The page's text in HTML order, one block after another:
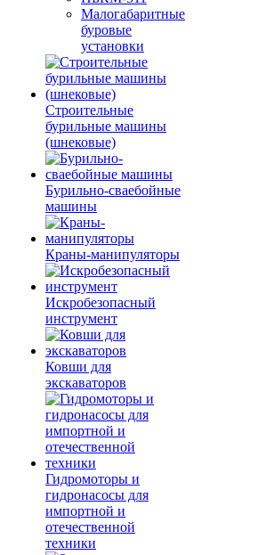
Малогабаритные
буровые
установки
Строительные
бурильные машины
(шнековые)
Бурильно-сваебойные
машины
Краны-манипуляторы
Искробезопасный
инструмент
Ковши для
экскаваторов
Гидромоторы и
гидронасосы для
импортной и
отечественной
техники